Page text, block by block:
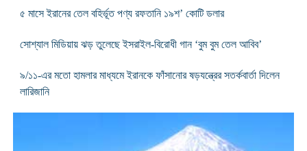
৫ মাসে ইরানের তেল বহির্ভূত পণ্য রফতানি ১৯শ’ কোটি ডলার
সোশ্যাল মিডিয়ায় ঝড় তুলেছে ইসরাইল-বিরোধী গান ‘বুম বুম তেল আবিব’
৯/১১-এর মতো হামলার মাধ্যমে ইরানকে ফাঁসানোর ষড়যন্ত্রের সতর্কবার্তা দিলেন
লারিজানি